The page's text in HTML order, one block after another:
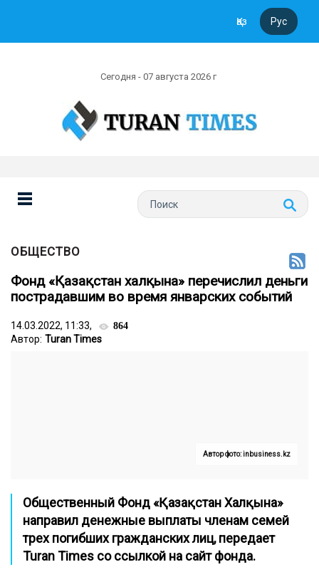
Қаз Рус
Сегодня - 07 августа 2026 г
ОБЩЕСТВО
Фонд «Қазақстан халқына» перечислил деньги
пострадавшим во время январских событий
14.03.2022, 11:33, 864
Автор: Turan Times
Автор фото: inbusiness.kz
Общественный Фонд «Қазақстан Халқына»
направил денежные выплаты членам семей
трех погибших гражданских лиц, передает
Turan Times со ссылкой на сайт фонда.